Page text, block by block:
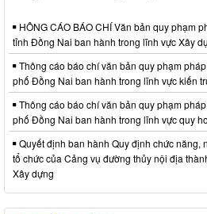
HÔNG CÁO BÁO CHÍ Văn bản quy phạm
tỉnh Đồng Nai ban hành trong lĩnh vực Xây
Thông cáo báo chí văn bản quy phạm
phố Đồng Nai ban hành trong lĩnh vực kiến
Thông cáo báo chí văn bản quy phạm
phố Đồng Nai ban hành trong lĩnh vực quy
Quyết định ban hành Quy định chức năng,
tổ chức của Cảng vụ đường thủy nội địa
Xây dựng